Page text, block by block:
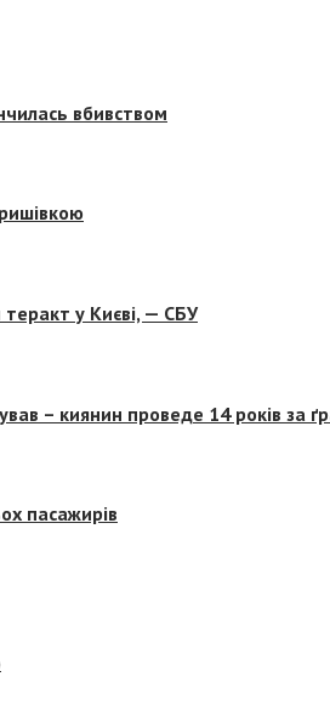
вбивством
теракт у Києві, — СБУ
– киянин проведе 14 років за
пасажирів